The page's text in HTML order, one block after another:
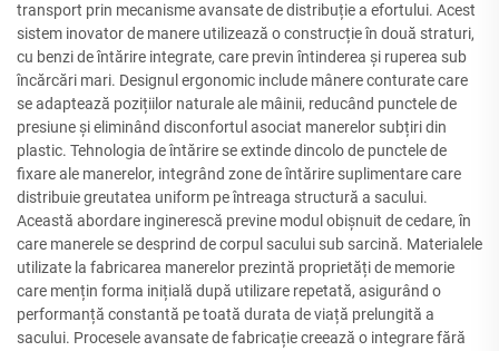
transport prin mecanisme avansate de distribuție a efortului. Acest
sistem inovator de manere utilizează o construcție în două straturi,
cu benzi de întărire integrate, care previn întinderea și ruperea sub
încărcări mari. Designul ergonomic include mânere conturate care
se adaptează pozițiilor naturale ale mâinii, reducând punctele de
presiune și eliminând disconfortul asociat manerelor subțiri din
plastic. Tehnologia de întărire se extinde dincolo de punctele de
fixare ale manerelor, integrând zone de întărire suplimentare care
distribuie greutatea uniform pe întreaga structură a sacului.
Această abordare inginerescă previne modul obișnuit de cedare, în
care manerele se desprind de corpul sacului sub sarcină. Materialele
utilizate la fabricarea manerelor prezintă proprietăți de memorie
care mențin forma inițială după utilizare repetată, asigurând o
performanță constantă pe toată durata de viață prelungită a
sacului. Procesele avansate de fabricație creează o integrare fără